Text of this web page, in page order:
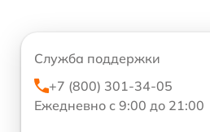
Служба поддержки
+7 (800) 301-34-05
Ежедневно с 9:00 до 21:00